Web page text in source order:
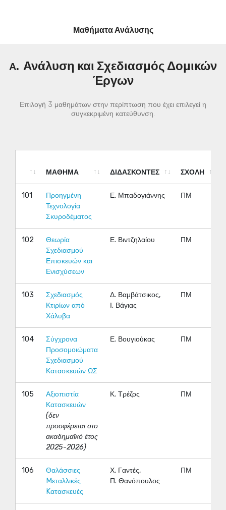
Μαθήματα Ανάλυσης
Α. Ανάλυση και Σχεδιασμός Δομικών
Έργων
Επιλογή 3 μαθημάτων στην περίπτωση που έχει επιλεγεί η
συγκεκριμένη κατεύθυνση.
ΜΑΘΗΜΑ ΔΙΔΑΣΚΟΝΤΕΣ ΣΧΟΛΗ
101
Προηγμένη
Τεχνολογία
Σκυροδέματος
Ε. Μπαδογιάννης ΠΜ
102
Θεωρία
Σχεδιασμού
Επισκευών και
Ενισχύσεων
Ε. Βιντζηλαίου ΠΜ
103
Σχεδιασμός
Κτιρίων από
Χάλυβα
Δ. Βαμβάτσικος,
Ι. Βάγιας
ΠΜ
104
Σύγχρονα
Προσομοιώματα
Σχεδιασμού
Κατασκευών ΩΣ
Ε. Βουγιούκας ΠΜ
105
Αξιοπιστία
Κατασκευών
(δεν
προσφέρεται στο
ακαδημαϊκό έτος
2025-2026)
Κ. Τρέζος ΠΜ
106
Θαλάσσιες
Mεταλλικές
Kατασκευές
Χ. Γαντές,
Π. Θανόπουλος
ΠΜ